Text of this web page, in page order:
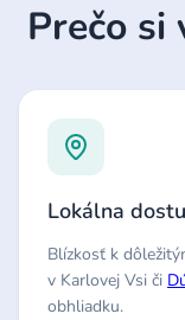
Prečo
Lokálna
Blízkosť k
v Karlovej Vsi či
obhliadku.